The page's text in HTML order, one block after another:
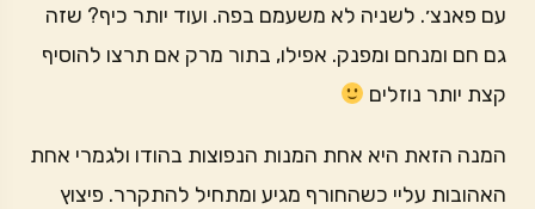
עם פאנצ׳. לשניה לא משעמם בפה. ועוד יותר כיף? שזה
גם חם ומנחם ומפנק. אפילו, בתור מרק אם תרצו להוסיף
קצת יותר נוזלים
המנה הזאת היא אחת המנות הנפוצות בהודו ולגמרי אחת
האהובות עליי כשהחורף מגיע ומתחיל להתקרר. פיצוץ